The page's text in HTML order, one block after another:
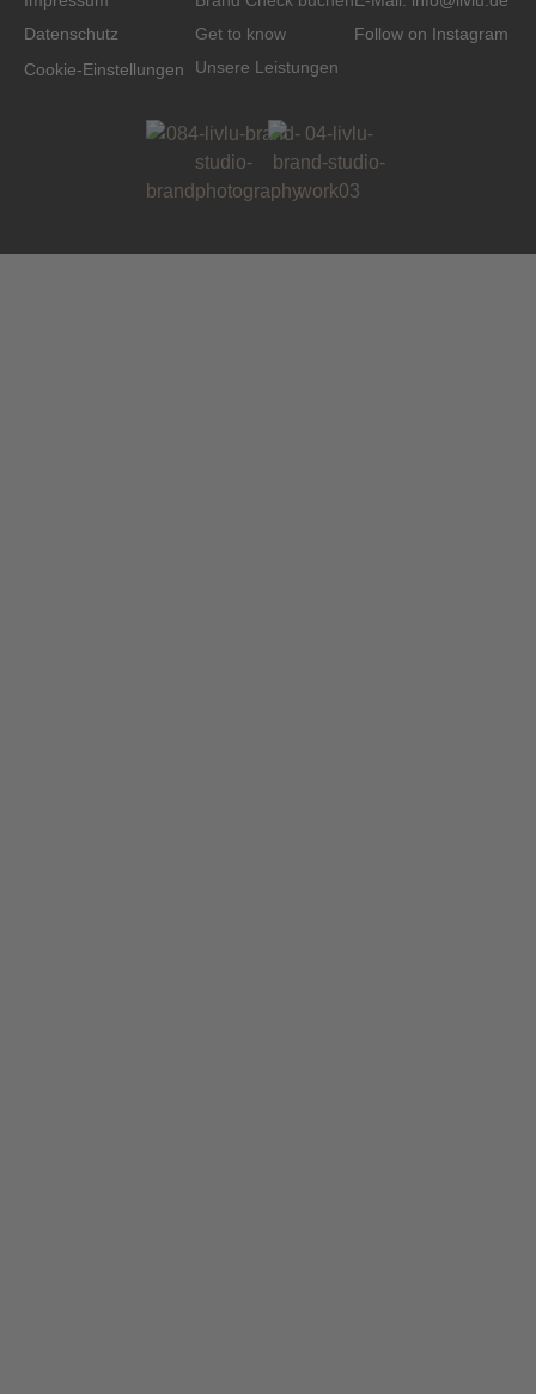
Datenschutz
Cookie-Einstellungen
Get to know
Unsere Leistungen
Follow on Instagram